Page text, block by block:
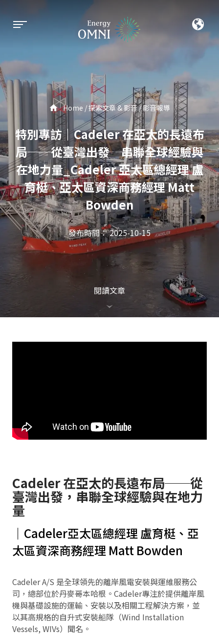
Home 探索文章 & 影音 影音報導
特別專訪｜Cadeler 在亞太的長遠布
局──從臺灣出發 串聯全球經驗與
在地力量_Cadeler 亞太區總經理 盧
育梃、亞太區資深商務經理 Matt
Bowden
發布時間： 2025-10-15
閱讀文章
Cadeler 在亞太的長遠布局──從
臺灣出發，串聯全球經驗與在地力
量
｜Cadeler亞太區總經理 盧育梃、亞
太區資深商務經理 Matt Bowden
Cadeler A/S 是全球領先的離岸風電安裝與運維服務公
司，總部位於丹麥哥本哈根。Cadeler專注於提供離岸風
機與基礎設施的運輸、安裝以及相關工程解決方案，並
以其高規格的自升式安裝船隊（Wind Installation
Vessels, WIVs）聞名。